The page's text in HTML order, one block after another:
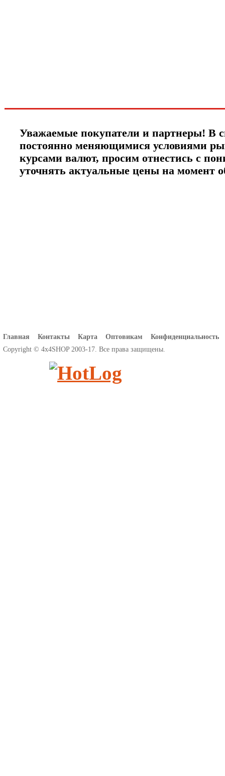
Уважаемые покупатели и партнеры! В
постоянно меняющимися условиями
курсами валют, просим отнестись с
уточнять актуальные цены на момент
Главная Контакты Карта Оптовикам
Конфиденциальность
Copyright © 4x4SHOP 2003-17. Все права защищены.